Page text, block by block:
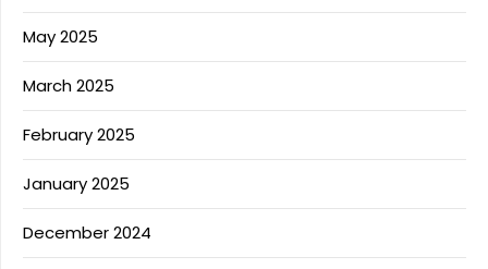
May 2025
March 2025
February 2025
January 2025
December 2024